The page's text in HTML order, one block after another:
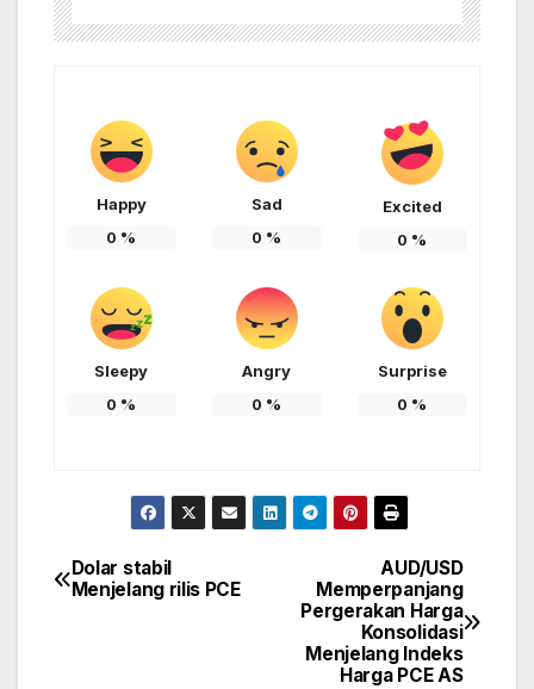
Happy
0 %
Sad
0 %
Excited
0 %
Sleepy
0 %
Angry
0 %
Surprise
0 %
Post
AUD/USD
Memperpanjang
Pergerakan Harga
Konsolidasi
Menjelang Indeks
Harga PCE AS
Dolar stabil
Menjelang rilis PCE